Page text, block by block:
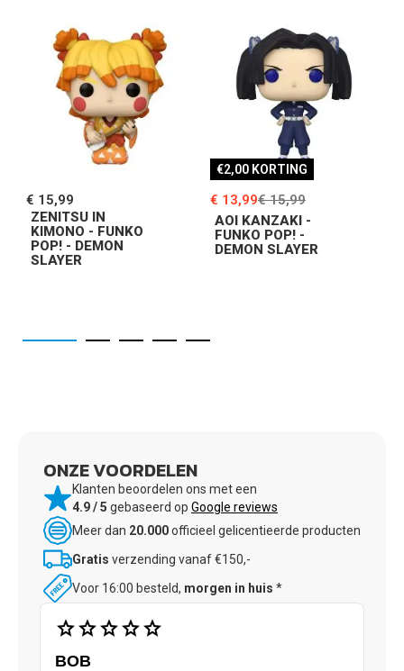
ZENITSU IN
KIMONO - FUNKO
POP! - DEMON
SLAYER
€ 15,99
€2,00 KORTING
AOI KANZAKI -
FUNKO POP! -
DEMON SLAYER
€ 13,99€ 15,99
ONZE VOORDELEN
Klanten beoordelen ons met een
4.9 / 5 gebaseerd op Google reviews
Meer dan 20.000officieel gelicentieerde producten
Gratis verzending vanaf €150,-
Voor 16:00 besteld, morgen in huis *
starstarstarstarstar
BOB